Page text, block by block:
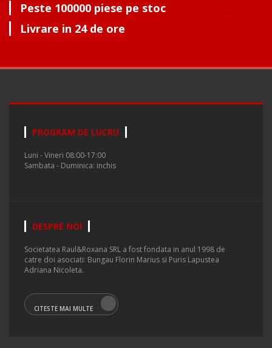
Peste 100000 piese pe stoc
Livrare in 24 de ore
PROGRAM DE LUCRU
Luni - Vineri 08:00-17:00
Sambata - Duminica: inchis
DESPRE NOI
Societatea Raul&Roxana SRL a fost fondata in anul 1998 de
catre doi asociati: Bungau Florin Marius si Puris Lapustea
Adriana Nicoleta.
CITESTE MAI MULTE